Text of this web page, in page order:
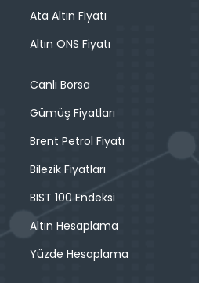
Ata Altın Fiyatı
Altın ONS Fiyatı
Canlı Borsa
Gümüş Fiyatları
Brent Petrol Fiyatı
Bilezik Fiyatları
BIST 100 Endeksi
Altın Hesaplama
Yüzde Hesaplama